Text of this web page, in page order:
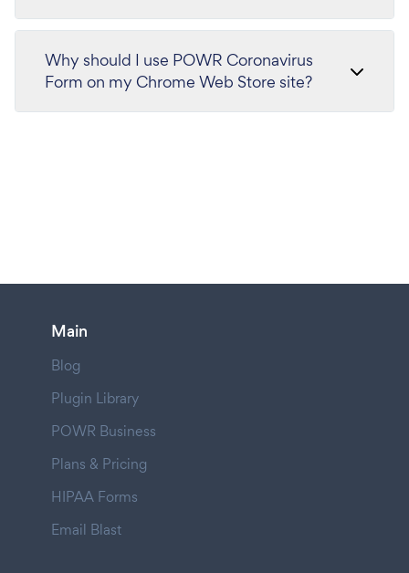
Why should I use POWR Coronavirus
Form on my Chrome Web Store site?
Main
Blog
Plugin Library
POWR Business
Plans & Pricing
HIPAA Forms
Email Blast